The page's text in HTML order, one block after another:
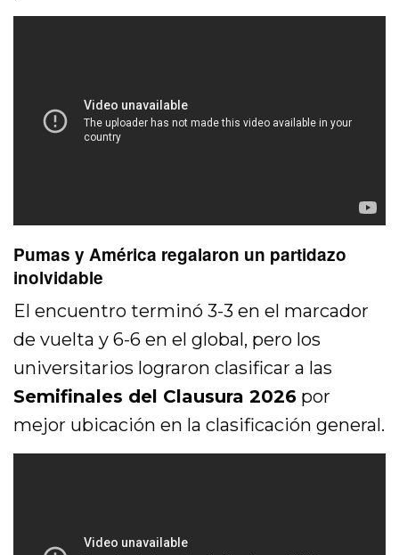
Pumas y América regalaron un partidazo
inolvidable
El encuentro terminó 3-3 en el marcador
de vuelta y 6-6 en el global, pero los
universitarios lograron clasificar a las
Semifinales del Clausura 2026 por
mejor ubicación en la clasificación general.